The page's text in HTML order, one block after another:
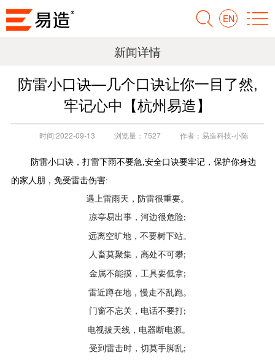
EN
新闻详情
防雷小口诀—几个口诀让你一目了然,
牢记心中【杭州易造】
时间:2022-09-13 浏览量： 7527 作者： 易造科技-小陈
防雷小口诀， 打雷下雨不要急,安全口诀要牢记，保护你身边
的家人朋，免受雷击伤害:
遇上雷雨天，防雷很重要。
凉亭易出事，河边很危险;
远离空旷地，不要树下站。
人畜莫聚集，高处不可攀;
金属不能摸，工具要低拿;
雷近蹲在地，慢走不乱跑。
门窗不忘关，电话不要打;
电视拔天线，电器断电源。
受到雷击时，切莫手脚乱;